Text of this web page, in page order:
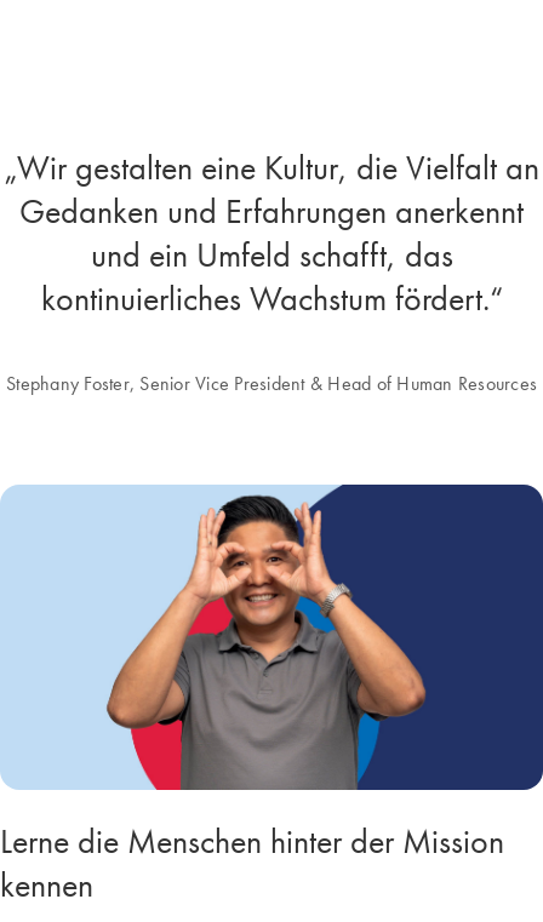
„Wir gestalten eine Kultur, die Vielfalt an
Gedanken und Erfahrungen anerkennt
und ein Umfeld schafft, das
kontinuierliches Wachstum fördert.“
Stephany Foster, Senior Vice President & Head of Human Resources
Lerne die Menschen hinter der Mission
kennen